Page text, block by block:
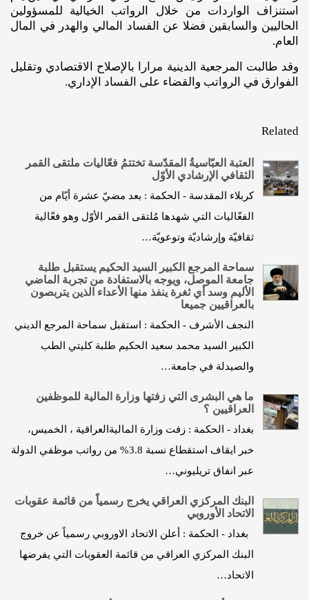
استنزاف الواردات من خلال الرواتب الخيالية للمسؤولين
الحاليين والسابقين فضلا عن الفساد المالي والهدر في المال
العام.
وقد طالبت المرجعية الدينية مرارا بالإصلاح الاقتصادي وتقليل
الفوارق في الرواتب والقضاء على الفساد الإداري.
Related
العتبة العبّاسيةُ المقدّسة تختتمُ فعّاليات ملتقى القمر
الثقافي الإرشادي الأوّل
كربلاء المقدسة - الحكمة : بعد مضيّ عشرة أيّام من
الفعّاليات التي شهدها مُلتقى القمر الأوّل وهو فعّالية
ثقافيّة وإرشاديّة وتوعويّة…
سماحة المرجع الكبير السيد الحكيم يستقبل طلبة
جامعة الموصل، ويوجه بالاستفادة من تجربة الماضي
الأليم وسد أي ثغرة ينفذ منها الأعداء الذين يتربصون
بالعراقيين جميعا
النجف الأشرف - الحكمة : استقبل سماحة المرجع الديني
الكبير السيد محمد سعيد الحكيم طلبة كليتي الطب
والصيدلة في جامعة…
ما هي البشرى التي زفتها وزارة المالية للموظفين
العراقيين ؟
بغداد - الحكمة : زفت وزارة الماليةالعراقية ، الخميس،
خبر ايقاف استقطاع نسبة 3.8% من رواتب موظفي الدولة
عبر انفاق تريليوني…
البنك المركزي العراقي يخرج رسمياً من قائمة عقوبات
الاتحاد الأوروبي
بغداد - الحكمة : أعلن الاتحاد الاوروبي رسمياً عن خروج
البنك المركزي العراقي من قائمة العقوبات التي يفرضها
الاتحاد…